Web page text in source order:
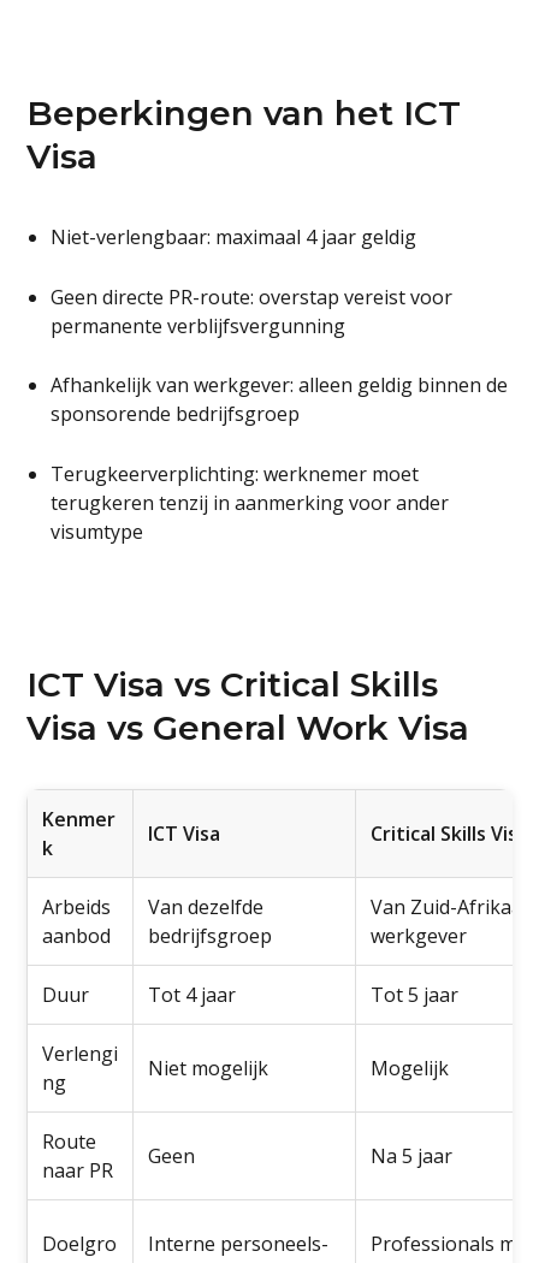
Beperkingen van het ICT
Visa
Niet-verlengbaar: maximaal 4 jaar geldig
Geen directe PR-route: overstap vereist voor
permanente verblijfsvergunning
Afhankelijk van werkgever: alleen geldig binnen de
sponsorende bedrijfsgroep
Terugkeerverplichting: werknemer moet
terugkeren tenzij in aanmerking voor ander
visumtype
ICT Visa vs Critical Skills
Visa vs General Work Visa
Kenmer
k
ICT Visa Critical Skills Visa
Arbeids
aanbod
Van dezelfde
bedrijfsgroep
Van Zuid-
werkgever
Duur Tot 4 jaar Tot 5 jaar
Verlengi
ng
Niet mogelijk Mogelijk
Route
naar PR
Geen Na 5 jaar
Doelgro
Interne personeels­
Professionals met